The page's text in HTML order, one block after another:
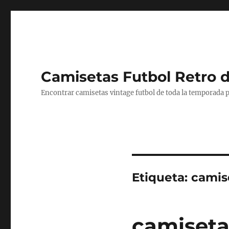
Camisetas Futbol Retro
Encontrar camisetas vintage futbol de toda la temporada
Etiqueta: